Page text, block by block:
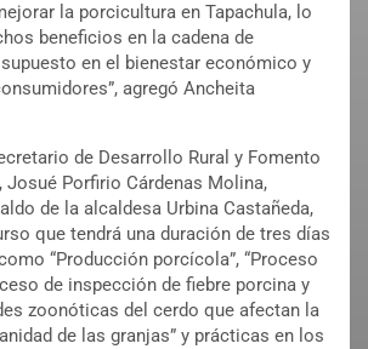
la porcicultura en Tapachula, lo
beneficios en la cadena de
en el bienestar económico y
agregó Ancheita
de Desarrollo Rural y Fomento
Josué Porfirio Cárdenas Molina,
de la alcaldesa Urbina Castañeda,
que tendrá una duración de tres días
“Producción porcícola”, “Proceso
de inspección de fiebre porcina y
zoonóticas del cerdo que afectan la
de las granjas” y prácticas en los